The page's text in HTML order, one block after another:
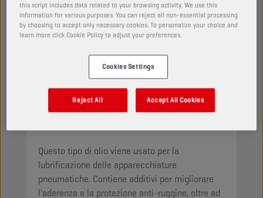
CHAMPIONPNEUMA
ISO 22
Questo tipo di olio viene usato per la
lubrificazione delle apparecchiature
pneumatiche. Contiene additivi per migliorare
l'aderenza e la protezione anti-ruggine, oltre ad
this script includes data related to your browsing activity. We use this
information for various purposes. You can reject all non-essential processing
by choosing to accept only necessary cookies. To personalize your choice and
learn more click Cookie Policy to adjust your preferences.
Cookies Settings
Reject All Accept All Cookies